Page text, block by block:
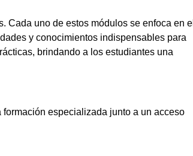
Cada uno de estos módulos se enfoca en el
y conocimientos indispensables para
brindando a los estudiantes una
especializada junto a un acceso